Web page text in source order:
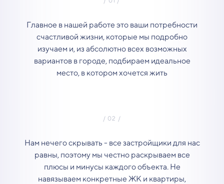
Главное в нашей работе это ваши потребности
счастливой жизни, которые мы подробно
изучаем и, из абсолютно всех возможных
вариантов в городе, подбираем идеальное
место, в котором хочется жить
Нам нечего скрывать - все застройщики для нас
равны, поэтому мы честно раскрываем все
плюсы и минусы каждого объекта. Не
навязываем конкретные ЖК и квартиры,